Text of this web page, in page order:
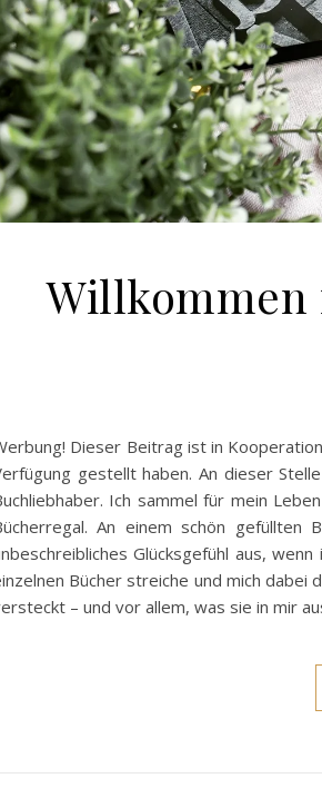
Willkommen
Dieser Beitrag ist in
gestellt haben. An dieser
Ich sammel für mein
An einem schön
Glücksgefühl aus,
Bücher streiche und mich dabei
– und vor allem, was sie in mir